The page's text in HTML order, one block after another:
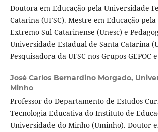
Doutora em Educação pela Universidade
Catarina (UFSC). Mestre em Educação
Extremo Sul Catarinense (Unesc) e
Universidade Estadual de Santa Catarina
Pesquisadora da UFSC nos Grupos GEPOC
José Carlos Bernardino Morgado,
Minho
Professor do Departamento de Estudos
Tecnologia Educativa do Instituto de
Universidade do Minho (Uminho). Doutor